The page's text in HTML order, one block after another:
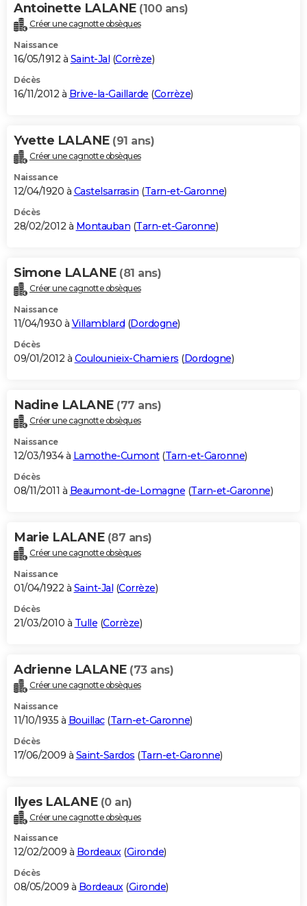
Antoinette LALANE (100 ans)
Créer une cagnotte obsèques
Naissance
16/05/1912 à Saint-Jal (Corrèze)
Décès
16/11/2012 à Brive-la-Gaillarde (Corrèze)
Yvette LALANE (91 ans)
Créer une cagnotte obsèques
Naissance
12/04/1920 à Castelsarrasin (Tarn-et-Garonne)
Décès
28/02/2012 à Montauban (Tarn-et-Garonne)
Simone LALANE (81 ans)
Créer une cagnotte obsèques
Naissance
11/04/1930 à Villamblard (Dordogne)
Décès
09/01/2012 à Coulounieix-Chamiers (Dordogne)
Nadine LALANE (77 ans)
Créer une cagnotte obsèques
Naissance
12/03/1934 à Lamothe-Cumont(Tarn-et-Garonne)
Décès
08/11/2011 à Beaumont-de-Lomagne (Tarn-et-Garonne)
Marie LALANE (87 ans)
Créer une cagnotte obsèques
Naissance
01/04/1922 à Saint-Jal (Corrèze)
Décès
21/03/2010 à Tulle (Corrèze)
Adrienne LALANE (73 ans)
Créer une cagnotte obsèques
Naissance
11/10/1935 à Bouillac(Tarn-et-Garonne)
Décès
17/06/2009 à Saint-Sardos (Tarn-et-Garonne)
Ilyes LALANE (0 an)
Créer une cagnotte obsèques
Naissance
12/02/2009 à Bordeaux(Gironde)
Décès
08/05/2009 à Bordeaux(Gironde)